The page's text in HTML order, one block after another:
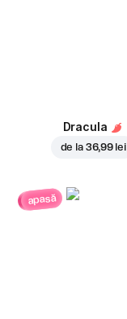
Dracula
de la 36,99 lei
apasă